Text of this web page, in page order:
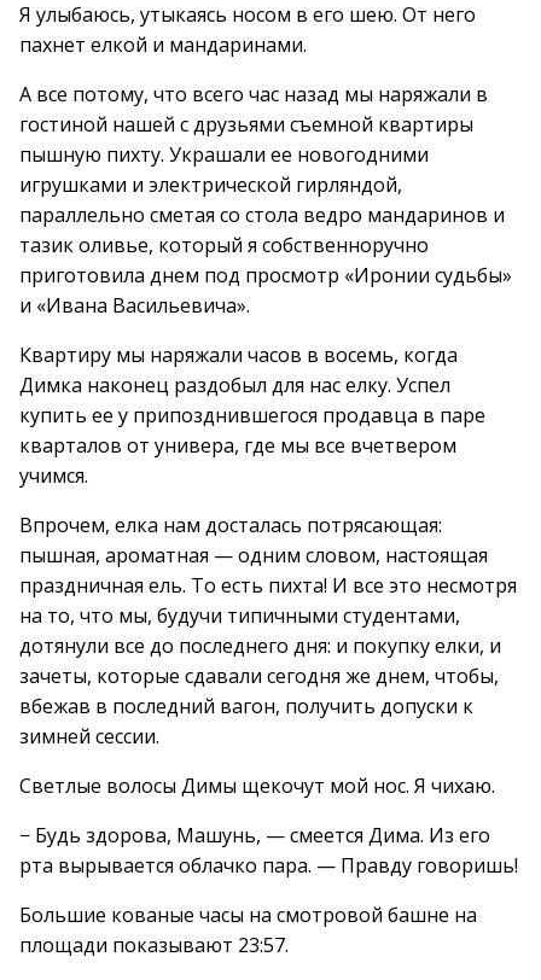
Я улыбаюсь, утыкаясь носом в его шею. От него
пахнет елкой и мандаринами.
А все потому, что всего час назад мы наряжали в
гостиной нашей с друзьями съемной квартиры
пышную пихту. Украшали ее новогодними
игрушками и электрической гирляндой,
параллельно сметая со стола ведро мандаринов и
тазик оливье, который я собственноручно
приготовила днем под просмотр «Иронии судьбы»
и «Ивана Васильевича».
Квартиру мы наряжали часов в восемь, когда
Димка наконец раздобыл для нас елку. Успел
купить ее у припозднившегося продавца в паре
кварталов от универа, где мы все вчетвером
учимся.
Впрочем, елка нам досталась потрясающая:
пышная, ароматная — одним словом, настоящая
праздничная ель. То есть пихта! И все это несмотря
на то, что мы, будучи типичными студентами,
дотянули все до последнего дня: и покупку елки, и
зачеты, которые сдавали сегодня же днем, чтобы,
вбежав в последний вагон, получить допуски к
зимней сессии.
Светлые волосы Димы щекочут мой нос. Я чихаю.
− Будь здорова, Машунь, — смеется Дима. Из его
рта вырывается облачко пара. — Правду говоришь!
Большие кованые часы на смотровой башне на
площади показывают 23:57.